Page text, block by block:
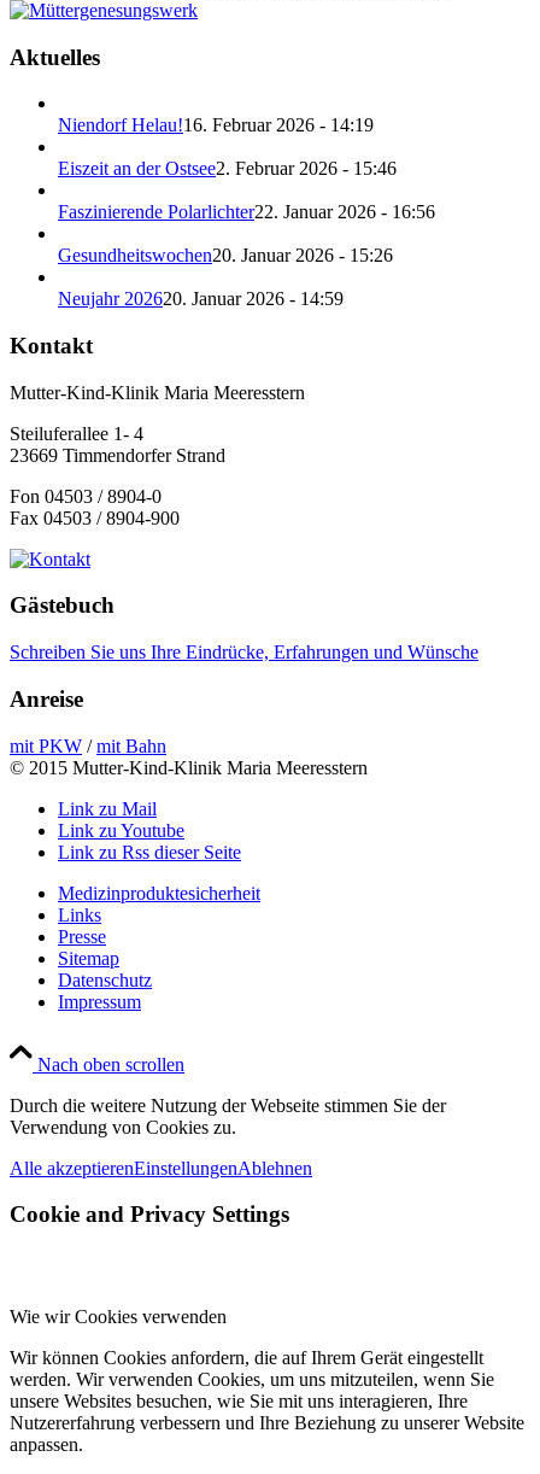
Aktuelles
Niendorf Helau!16. Februar 2026 - 14:19
Eiszeit an der Ostsee2. Februar 2026 - 15:46
Faszinierende Polarlichter22. Januar 2026 - 16:56
Gesundheitswochen20. Januar 2026 - 15:26
Neujahr 202620. Januar 2026 - 14:59
Kontakt
Mutter-Kind-Klinik Maria Meeresstern
Steiluferallee 1- 4
23669 Timmendorfer Strand
Fon 04503 / 8904-0
Fax 04503 / 8904-900
Gästebuch
Schreiben Sie uns Ihre Eindrücke, Erfahrungen und Wünsche
Anreise
mit PKW /mit Bahn
© 2015 Mutter-Kind-Klinik Maria Meeresstern
Link zu Mail
Link zu Youtube
Link zu Rss dieser Seite
Medizinproduktesicherheit
Links
Presse
Sitemap
Datenschutz
Impressum
Nach oben scrollen
Durch die weitere Nutzung der Webseite stimmen Sie der
Verwendung von Cookies zu.
Alle akzeptierenEinstellungenAblehnen
Cookie and Privacy Settings
Wie wir Cookies verwenden
Wir können Cookies anfordern, die auf Ihrem Gerät eingestellt
werden. Wir verwenden Cookies, um uns mitzuteilen, wenn Sie
unsere Websites besuchen, wie Sie mit uns interagieren, Ihre
Nutzererfahrung verbessern und Ihre Beziehung zu unserer Website
anpassen.